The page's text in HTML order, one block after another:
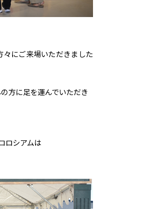
々にご来場いただきました
方に足を運んでいただき
ロシアムは